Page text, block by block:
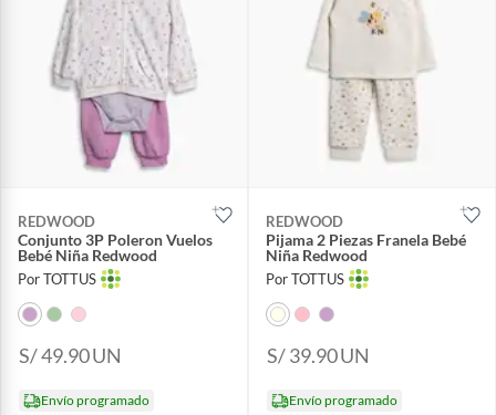
REDWOOD
Conjunto 3P Poleron Vuelos
Bebé Niña Redwood
Por TOTTUS
S/ 49.90UN
Envío programado
REDWOOD
Pijama 2 Piezas Franela Bebé
Niña Redwood
Por TOTTUS
S/ 39.90UN
Envío programado